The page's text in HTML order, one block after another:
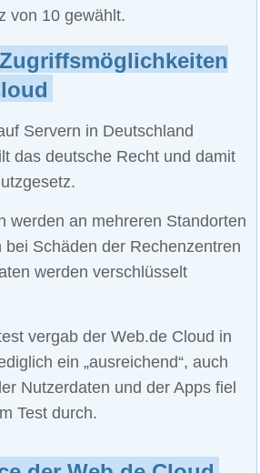
von 10 gewählt.
Servern in Deutschland
das deutsche Recht und damit
werden an mehreren Standorten
Schäden der Rechenzentren
werden verschlüsselt
vergab der Web.de Cloud in
ein „ausreichend“, auch
Nutzerdaten und der Apps fiel
Test durch.